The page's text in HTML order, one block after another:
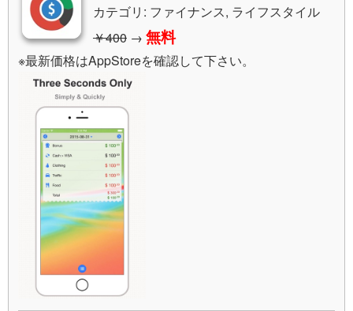
カテゴリ: ファイナンス, ライフスタイル
￥400 → 無料
※最新価格はAppStoreを確認して下さい。